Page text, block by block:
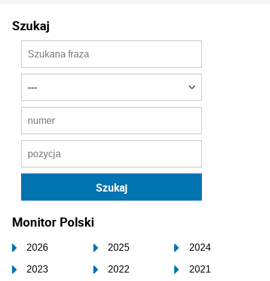
Szukaj
Monitor Polski
2026 2025 2024
2023 2022 2021